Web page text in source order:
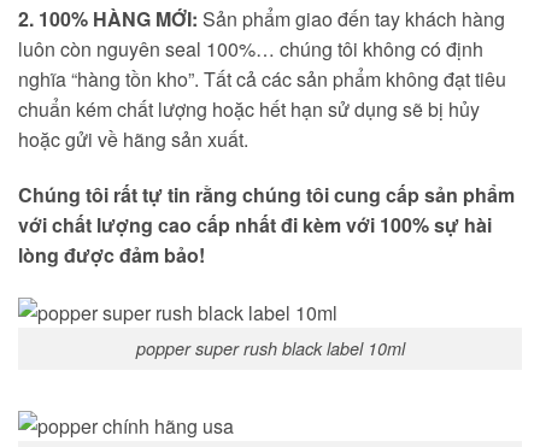
2. 100% HÀNG MỚI: Sản phẩm giao đến tay khách hàng
luôn còn nguyên seal 100%… chúng tôi không có định
nghĩa “hàng tồn kho”. Tất cả các sản phẩm không đạt tiêu
chuẩn kém chất lượng hoặc hết hạn sử dụng sẽ bị hủy
hoặc gửi về hãng sản xuất.
Chúng tôi rất tự tin rằng chúng tôi cung cấp sản phẩm
với chất lượng cao cấp nhất đi kèm với 100% sự hài
lòng được đảm bảo!
popper super rush black label 10ml